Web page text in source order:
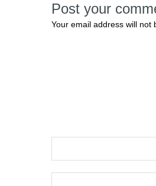
Post your
Your email address will not